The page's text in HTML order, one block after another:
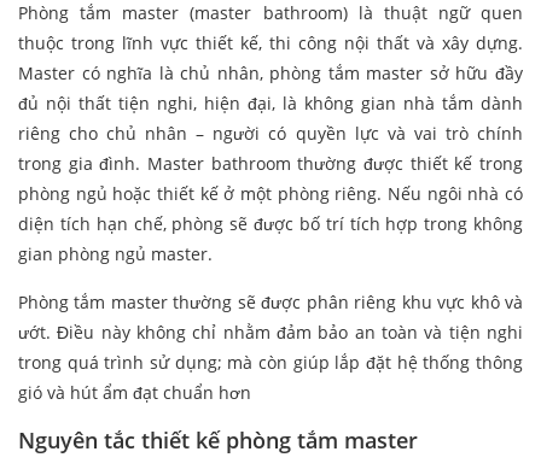
Phòng tắm master (master bathroom) là thuật ngữ quen
thuộc trong lĩnh vực thiết kế, thi công nội thất và xây dựng.
Master có nghĩa là chủ nhân, phòng tắm master sở hữu đầy
đủ nội thất tiện nghi, hiện đại, là không gian nhà tắm dành
riêng cho chủ nhân – người có quyền lực và vai trò chính
trong gia đình. Master bathroom thường được thiết kế trong
phòng ngủ hoặc thiết kế ở một phòng riêng. Nếu ngôi nhà có
diện tích hạn chế, phòng sẽ được bố trí tích hợp trong không
gian phòng ngủ master.
Phòng tắm master thường sẽ được phân riêng khu vực khô và
ướt. Điều này không chỉ nhằm đảm bảo an toàn và tiện nghi
trong quá trình sử dụng; mà còn giúp lắp đặt hệ thống thông
gió và hút ẩm đạt chuẩn hơn
Nguyên tắc thiết kế phòng tắm master